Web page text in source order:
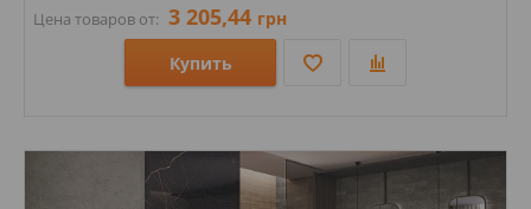
Цена товаров от: 3 205,44 грн
Купить
Стили: Под бетон;